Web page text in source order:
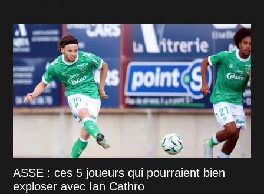
ASSE : ces 5 joueurs qui pourraient bien
exploser avec Ian Cathro